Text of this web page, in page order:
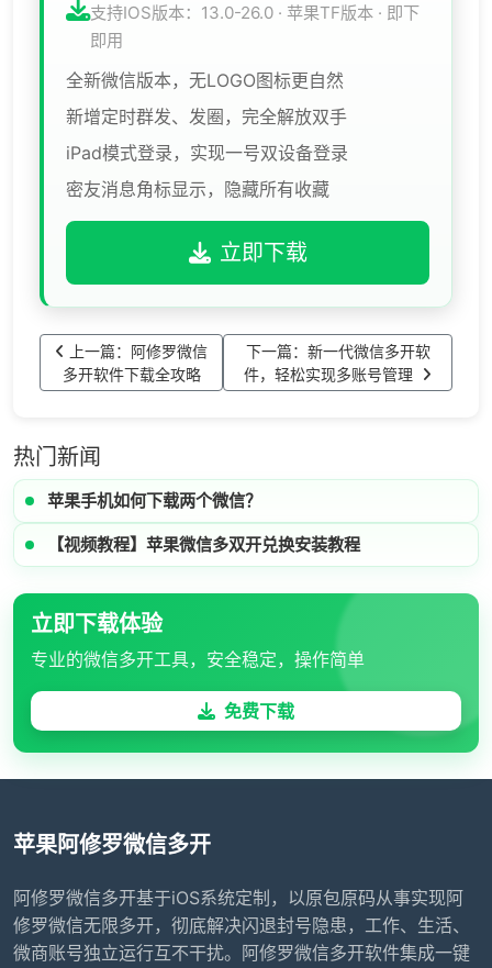
支持IOS版本：13.0-26.0 · 苹果TF版本 · 即下
即用
全新微信版本，无LOGO图标更自然
新增定时群发、发圈，完全解放双手
iPad模式登录，实现一号双设备登录
密友消息角标显示，隐藏所有收藏
立即下载
上一篇：阿修罗微信
多开软件下载全攻略
下一篇：新一代微信多开软
件，轻松实现多账号管理
热门新闻
苹果手机如何下载两个微信？
【视频教程】苹果微信多双开兑换安装教程
立即下载体验
专业的微信多开工具，安全稳定，操作简单
免费下载
苹果阿修罗微信多开
阿修罗微信多开基于iOS系统定制，以原包原码从事实现阿
修罗微信无限多开，彻底解决闪退封号隐患，工作、生活、
微商账号独立运行互不干扰。阿修罗微信多开软件集成一键